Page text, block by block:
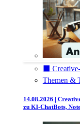
⬛️
Themen &
14.08.2026 |
zu KI-ChatBots,